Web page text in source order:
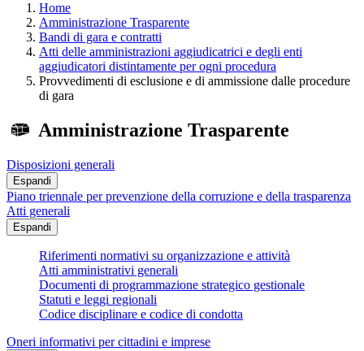
Home
Amministrazione Trasparente
Bandi di gara e contratti
Atti delle amministrazioni aggiudicatrici e degli enti
aggiudicatori distintamente per ogni procedura
Provvedimenti di esclusione e di ammissione dalle procedure
di gara
Amministrazione Trasparente
Disposizioni generali
Espandi
Piano triennale per prevenzione della corruzione e della trasparenza
Atti generali
Espandi
Riferimenti normativi su organizzazione e attività
Atti amministrativi generali
Documenti di programmazione strategico gestionale
Statuti e leggi regionali
Codice disciplinare e codice di condotta
Oneri informativi per cittadini e imprese